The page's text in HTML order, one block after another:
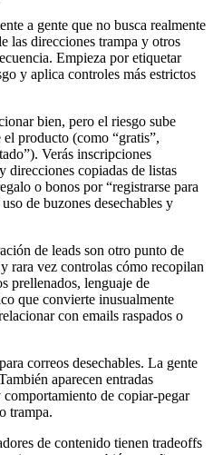
a gente que no busca realmente
las direcciones trampa y otros
Empieza por etiquetar
y aplica controles más estrictos
bien, pero el riesgo sube
producto (como “gratis”,
Verás inscripciones
direcciones copiadas de listas
o bonos por “registrarse para
de buzones desechables y
de leads son otro punto de
rara vez controlas cómo recopilan
prellenados, lenguaje de
que convierte inusualmente
con emails raspados o
correos desechables. La gente
aparecen entradas
de copiar-pegar
trampa.
de contenido tienen tradeoffs